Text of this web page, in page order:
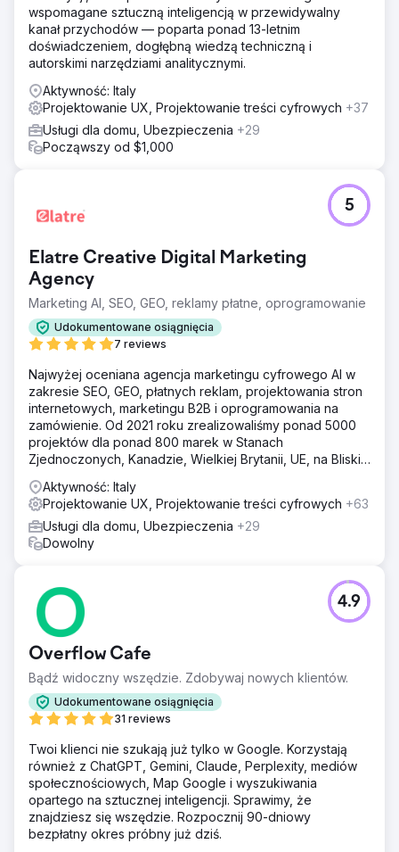
wspomagane sztuczną inteligencją w przewidywalny
kanał przychodów — poparta ponad 13-letnim
doświadczeniem, dogłębną wiedzą techniczną i
autorskimi narzędziami analitycznymi.
Aktywność: Italy
Projektowanie UX, Projektowanie treści cyfrowych +37
Usługi dla domu, Ubezpieczenia +29
Począwszy od $1,000
Elatre Creative Digital Marketing
Agency
Marketing AI, SEO, GEO, reklamy płatne, oprogramowanie
Udokumentowane osiągnięcia
7 reviews
5
Najwyżej oceniana agencja marketingu cyfrowego AI w
zakresie SEO, GEO, płatnych reklam, projektowania stron
internetowych, marketingu B2B i oprogramowania na
zamówienie. Od 2021 roku zrealizowaliśmy ponad 5000
projektów dla ponad 800 marek w Stanach
Zjednoczonych, Kanadzie, Wielkiej Brytanii, UE, na Bliskim
Aktywność: Italy
Projektowanie UX, Projektowanie treści cyfrowych +63
Usługi dla domu, Ubezpieczenia +29
Dowolny
Overflow Cafe
Bądź widoczny wszędzie. Zdobywaj nowych klientów.
Udokumentowane osiągnięcia
31 reviews
4.9
Twoi klienci nie szukają już tylko w Google. Korzystają
również z ChatGPT, Gemini, Claude, Perplexity, mediów
społecznościowych, Map Google i wyszukiwania
opartego na sztucznej inteligencji. Sprawimy, że
znajdziesz się wszędzie. Rozpocznij 90-dniowy
bezpłatny okres próbny już dziś.